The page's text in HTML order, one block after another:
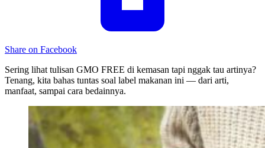
Share on Facebook
Sering lihat tulisan GMO FREE di kemasan tapi nggak tau artinya?
Tenang, kita bahas tuntas soal label makanan ini — dari arti,
manfaat, sampai cara bedainnya.